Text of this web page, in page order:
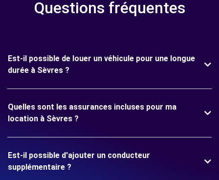
Questions fréquentes
Est-il possible de louer un véhicule pour une longue
durée à Sèvres ?
Quelles sont les assurances incluses pour ma
location à Sèvres ?
Est-il possible d'ajouter un conducteur
supplémentaire ?